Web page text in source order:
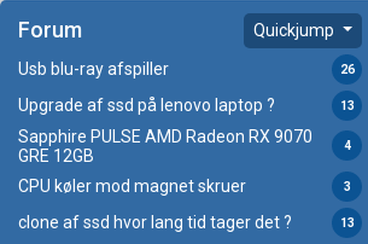
Forum Quickjump
Usb blu-ray afspiller 26
Upgrade af ssd på lenovo laptop ? 13
Sapphire PULSE AMD Radeon RX 9070
GRE 12GB
4
CPU køler mod magnet skruer 3
clone af ssd hvor lang tid tager det ? 13